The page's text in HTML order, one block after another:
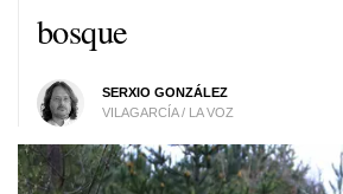
bosque
SERXIO GONZÁLEZ
VILAGARCÍA / LA VOZ